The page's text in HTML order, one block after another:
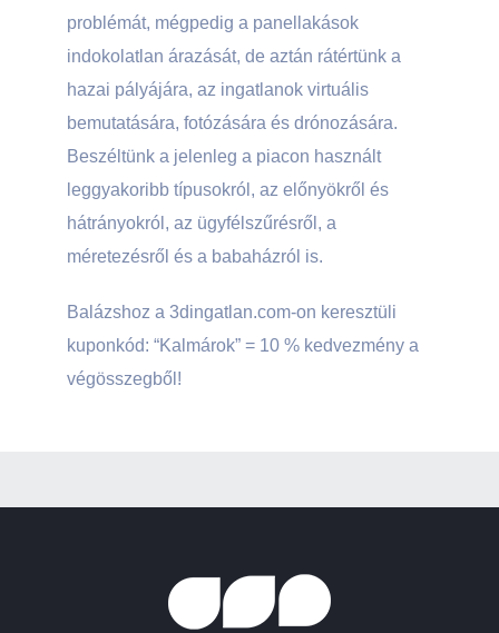
problémát, mégpedig a panellakások
indokolatlan árazását, de aztán rátértünk a
hazai pályájára, az ingatlanok virtuális
bemutatására, fotózására és drónozására.
Beszéltünk a jelenleg a piacon használt
leggyakoribb típusokról, az előnyökről és
hátrányokról, az ügyfélszűrésről, a
méretezésről és a babaházról is.
Balázshoz a 3dingatlan.com-on keresztüli
kuponkód: “Kalmárok” = 10 % kedvezmény a
végösszegből!